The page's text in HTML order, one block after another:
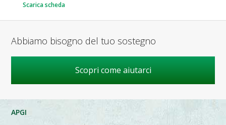
Scarica scheda
Abbiamo bisogno del tuo sostegno
Scopri come aiutarci
APGI